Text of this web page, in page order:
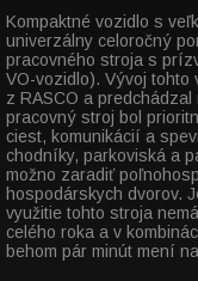
Kompaktné vozidlo s
univerzálny celoročný
pracovného stroja s
VO-vozidlo). Vývoj tohto
z RASCO a
pracovný stroj bol
ciest, komunikácií a
chodníky, parkoviská a
možno zaradiť
hospodárskych dvorov.
využitie tohto stroja
celého roka a v
behom pár minút mení